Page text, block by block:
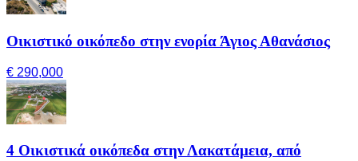
Οικιστικό οικόπεδο στην ενορία Άγιος Αθανάσιος
€ 290,000
4 Οικιστικά οικόπεδα στην Λακατάμεια, από